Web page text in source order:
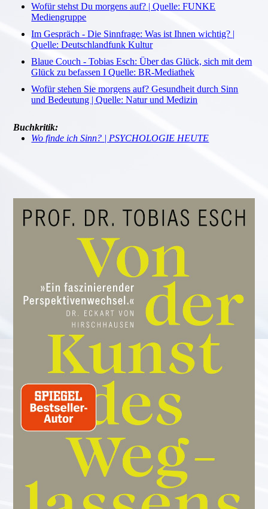
Wofür stehst Du morgens auf? | Quelle: FUNKE
Mediengruppe
Im Gespräch - Die Sinnfrage: Was ist Ihnen wichtig? |
Quelle: Deutschlandfunk Kultur
Blaue Couch - Tobias Esch: Über das Glück, sich mit dem
Glück zu befassen I Quelle: BR-Mediathek
Wofür stehen Sie morgens auf? Gesundheit durch Sinn
und Bedeutung | Quelle: Natur und Medizin
Buchkritik:
Wo finde ich Sinn? | PSYCHOLOGIE HEUTE